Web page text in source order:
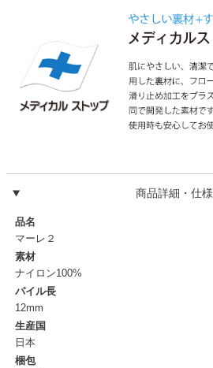
商品詳細・仕様
品名
マーレ２
素材
ナイロン100%
パイル長
12mm
生産国
日本
梱包